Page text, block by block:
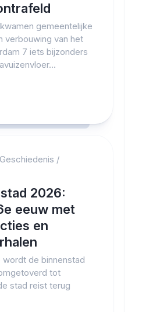
gemeentelijke
verbouwing van het
7 iets bijzonders
Geschiedenis /
2026:
eeuw met
en
wordt de binnenstad
tot
stad reist terug